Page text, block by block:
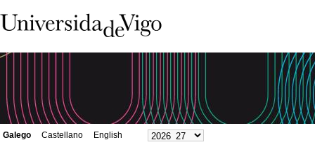
Galego Castellano English